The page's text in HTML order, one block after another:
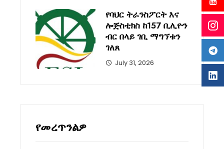
የባህር ትራንስፖርት እና
ሎጅስቲክስ ከ157 ቢሊዮን
ብር በላይ ገቢ ማግኘቱን
ገለጸ
July 31, 2026
የመረጥንልዎ